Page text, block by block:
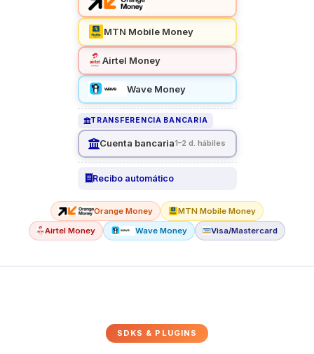
MTN Mobile Money
Airtel Money
Wave Money
TRANSFERENCIA BANCARIA
Cuenta bancaria1–2 d. hábiles
Recibo automático
Orange Money
MTN Mobile Money
Airtel Money
Wave Money Visa/Mastercard
SDKS & PLUGINS